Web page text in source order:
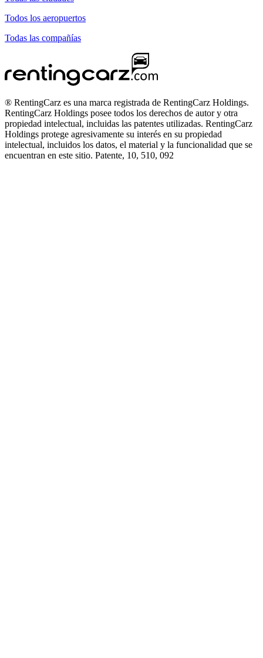
Todos los aeropuertos
Todas las compañías
® RentingCarz es una marca registrada de RentingCarz Holdings.
RentingCarz Holdings posee todos los derechos de autor y otra
propiedad intelectual, incluidas las patentes utilizadas. RentingCarz
Holdings protege agresivamente su interés en su propiedad
intelectual, incluidos los datos, el material y la funcionalidad que se
encuentran en este sitio. Patente, 10, 510, 092